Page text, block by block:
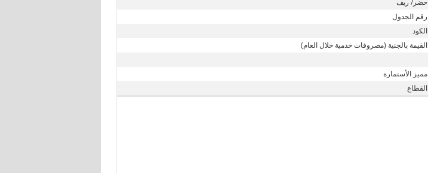
حضر/ ريف
رقم الجدول
الكود
القيمة بالجنية (مصروفات خدمية خلال العام)
مميز الأستمارة
القطاع